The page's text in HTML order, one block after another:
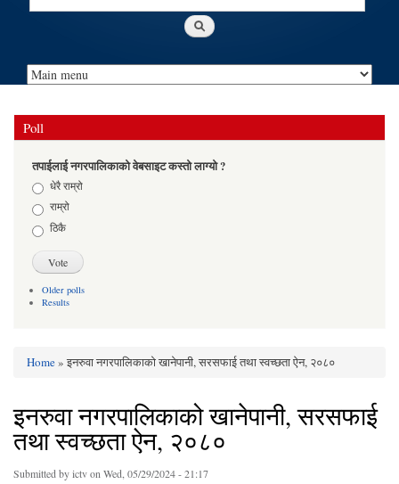
Poll
तपाईलाई नगरपालिकाको वेबसाइट कस्तो लाग्यो ?
Choicesधेरै राम्रो
राम्रो
ठिकै
Older polls
Results
You are here
Home» इनरुवा नगरपालिकाको खानेपानी, सरसफाई तथा स्वच्छता ऐन, २०८०
इनरुवा नगरपालिकाको खानेपानी, सरसफाई
तथा स्वच्छता ऐन, २०८०
Submitted byictvon Wed, 05/29/2024 - 21:17